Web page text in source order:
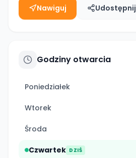
Nawiguj Udostępnij
Godziny otwarcia
Poniedziałek
Wtorek
Środa
Czwartek DZIŚ